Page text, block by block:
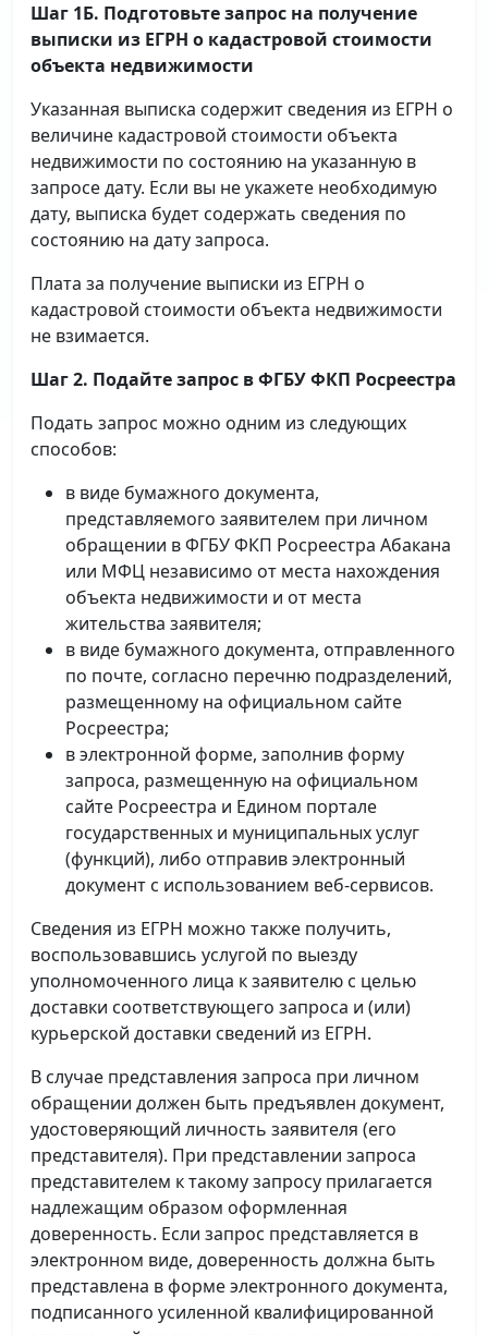
Шаг 1Б. Подготовьте запрос на получение
выписки из ЕГРН о кадастровой стоимости
объекта недвижимости
Указанная выписка содержит сведения из ЕГРН о
величине кадастровой стоимости объекта
недвижимости по состоянию на указанную в
запросе дату. Если вы не укажете необходимую
дату, выписка будет содержать сведения по
состоянию на дату запроса.
Плата за получение выписки из ЕГРН о
кадастровой стоимости объекта недвижимости
не взимается.
Шаг 2. Подайте запрос в ФГБУ ФКП Росреестра
Подать запрос можно одним из следующих
способов:
в виде бумажного документа,
представляемого заявителем при личном
обращении в ФГБУ ФКП Росреестра Абакана
или МФЦ независимо от места нахождения
объекта недвижимости и от места
жительства заявителя;
в виде бумажного документа, отправленного
по почте, согласно перечню подразделений,
размещенному на официальном сайте
Росреестра;
в электронной форме, заполнив форму
запроса, размещенную на официальном
сайте Росреестра и Едином портале
государственных и муниципальных услуг
(функций), либо отправив электронный
документ с использованием веб-сервисов.
Сведения из ЕГРН можно также получить,
воспользовавшись услугой по выезду
уполномоченного лица к заявителю с целью
доставки соответствующего запроса и (или)
курьерской доставки сведений из ЕГРН.
В случае представления запроса при личном
обращении должен быть предъявлен документ,
удостоверяющий личность заявителя (его
представителя). При представлении запроса
представителем к такому запросу прилагается
надлежащим образом оформленная
доверенность. Если запрос представляется в
электронном виде, доверенность должна быть
представлена в форме электронного документа,
подписанного усиленной квалифицированной